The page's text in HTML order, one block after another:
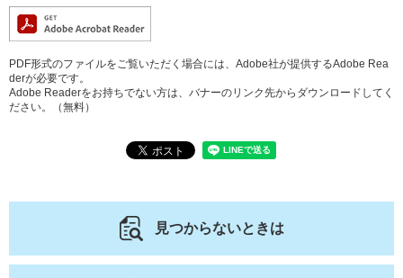
PDF形式のファイルをご覧いただく場合には、Adobe社が提供するAdobe Rea
derが必要です。
Adobe Readerをお持ちでない方は、バナーのリンク先からダウンロードしてく
ださい。（無料）
見つからないときは